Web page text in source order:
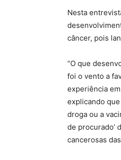
Nesta
câncer, pois
“O que
foi o vento a
experiência
explicando
droga ou a
de procurado’
cancerosas